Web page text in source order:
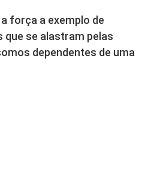
força a exemplo de
que se alastram pelas
dependentes de uma